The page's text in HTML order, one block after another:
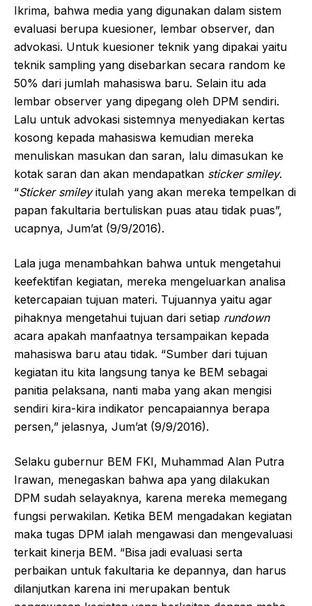
Ikrima, bahwa media yang digunakan dalam sistem
evaluasi berupa kuesioner, lembar observer, dan
advokasi. Untuk kuesioner teknik yang dipakai yaitu
teknik sampling yang disebarkan secara random ke
50% dari jumlah mahasiswa baru. Selain itu ada
lembar observer yang dipegang oleh DPM sendiri.
Lalu untuk advokasi sistemnya menyediakan kertas
kosong kepada mahasiswa kemudian mereka
menuliskan masukan dan saran, lalu dimasukan ke
kotak saran dan akan mendapatkan sticker smiley.
“Sticker smileyitulah yang akan mereka tempelkan di
papan fakultaria bertuliskan puas atau tidak puas”,
ucapnya, Jum’at (9/9/2016).
Lala juga menambahkan bahwa untuk mengetahui
keefektifan kegiatan, mereka mengeluarkan analisa
ketercapaian tujuan materi. Tujuannya yaitu agar
pihaknya mengetahui tujuan dari setiap rundown
acara apakah manfaatnya tersampaikan kepada
mahasiswa baru atau tidak. “Sumber dari tujuan
kegiatan itu kita langsung tanya ke BEM sebagai
panitia pelaksana, nanti maba yang akan mengisi
sendiri kira-kira indikator pencapaiannya berapa
persen,” jelasnya, Jum’at (9/9/2016).
Selaku gubernur BEM FKI, Muhammad Alan Putra
Irawan, menegaskan bahwa apa yang dilakukan
DPM sudah selayaknya, karena mereka memegang
fungsi perwakilan. Ketika BEM mengadakan kegiatan
maka tugas DPM ialah mengawasi dan mengevaluasi
terkait kinerja BEM. “Bisa jadi evaluasi serta
perbaikan untuk fakultaria ke depannya, dan harus
dilanjutkan karena ini merupakan bentuk